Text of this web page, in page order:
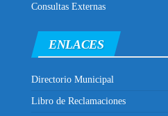
Consultas Externas
ENLACES
Directorio Municipal
Libro de Reclamaciones